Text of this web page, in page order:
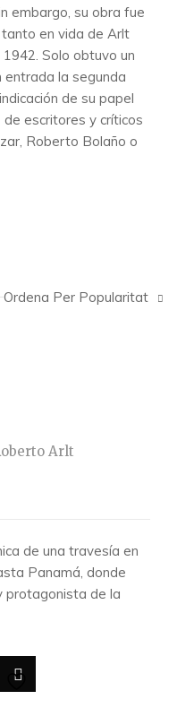
embargo, su obra fue
en vida de Arlt
Solo obtuvo un
entrada la segunda
de su papel
escritores y críticos
Roberto Bolaño o
Ordena Per Popularitat
Arlt
de una travesía en
Panamá, donde
protagonista de la